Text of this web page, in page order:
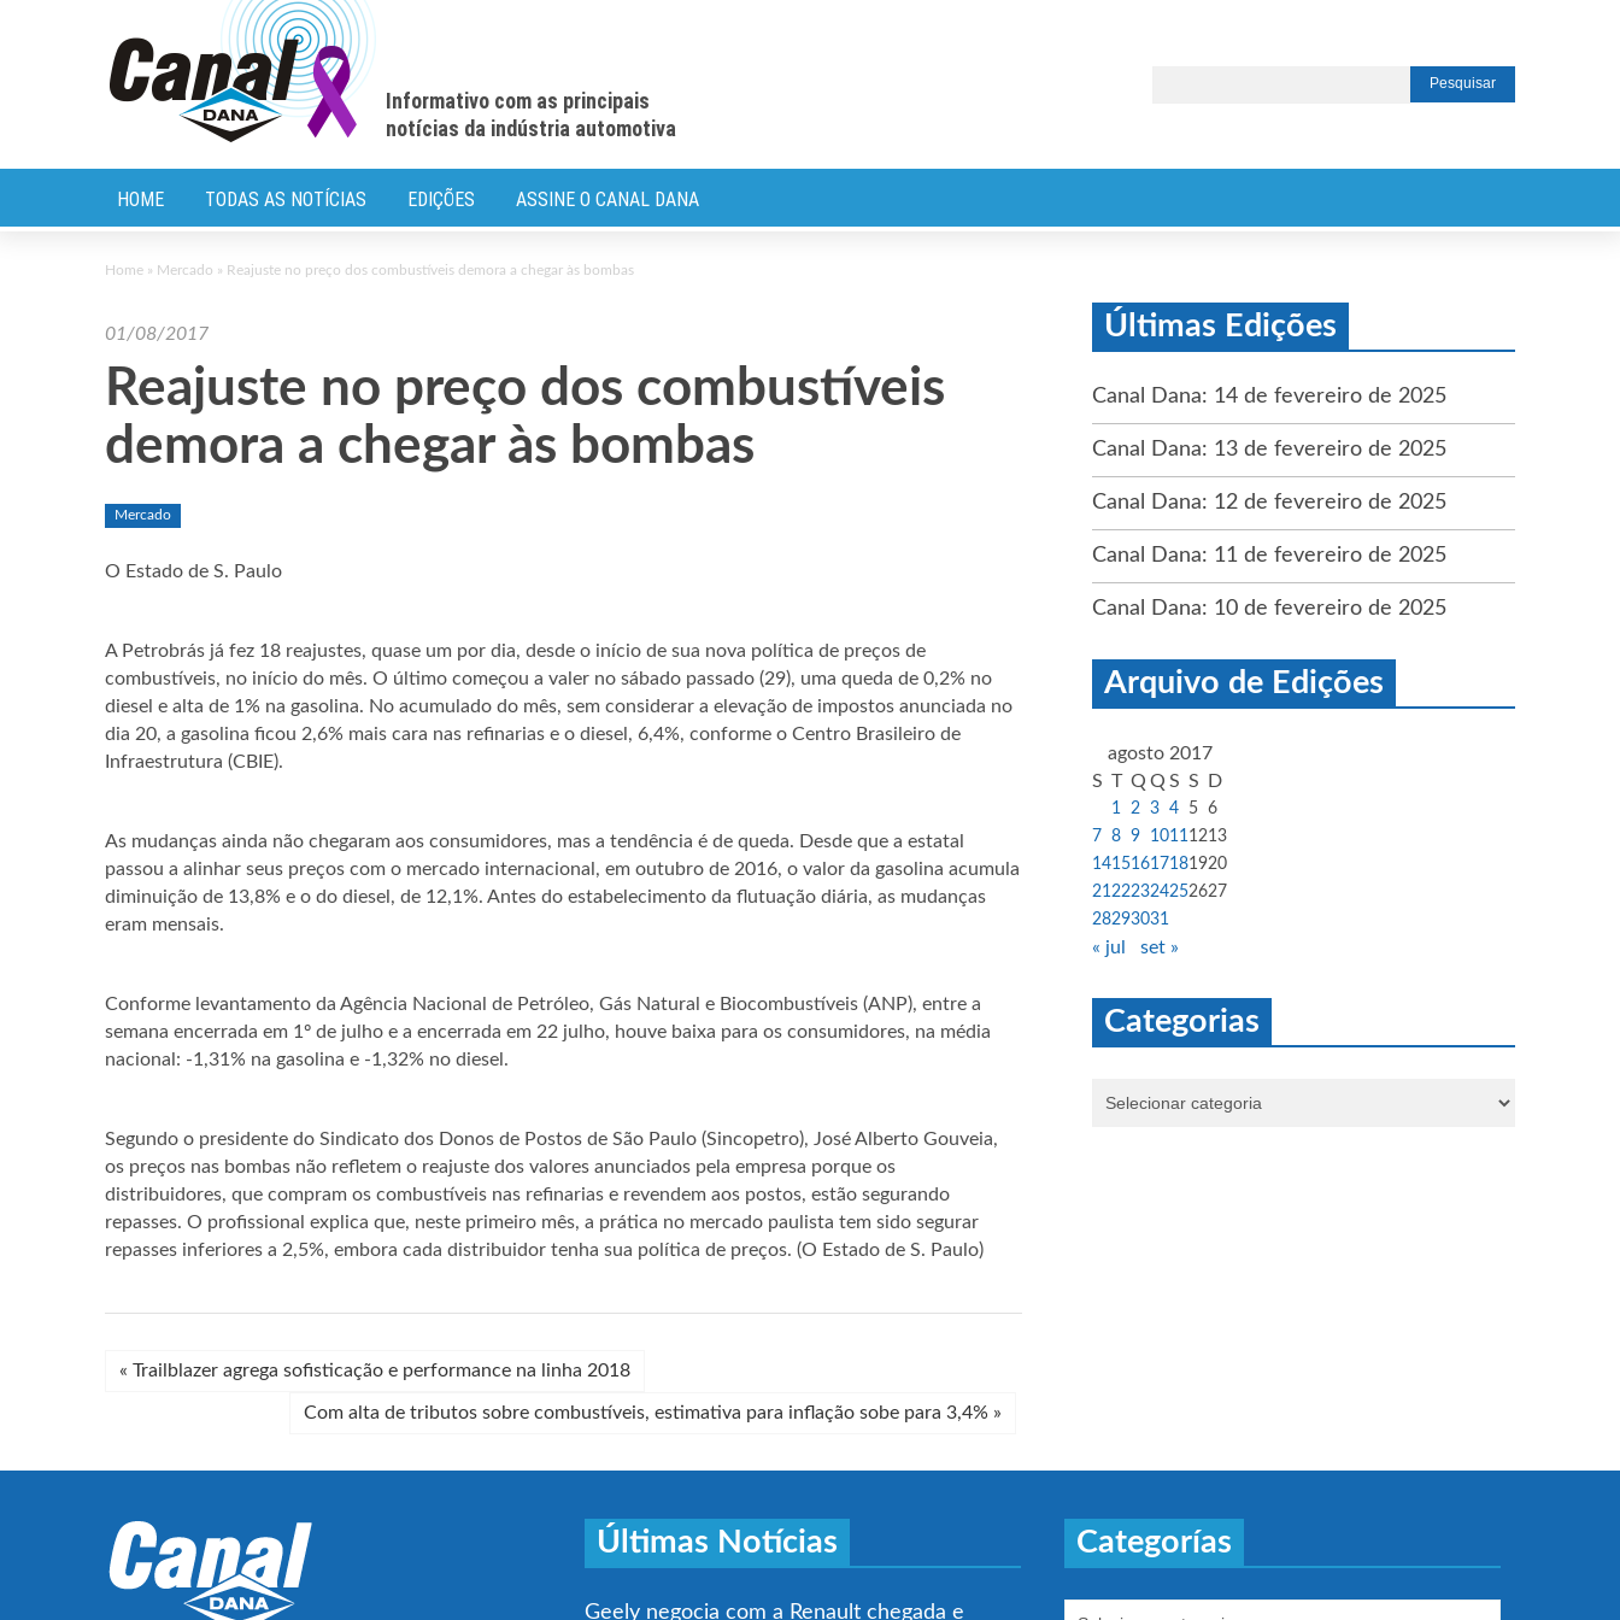
Informativo com as principais
notícias da indústria automotiva
HOME TODAS AS NOTÍCIAS EDIÇÕES ASSINE O CANAL DANA
Home » Mercado » Reajuste no preço dos combustíveis demora a chegar às bombas
01/08/2017
Reajuste no preço dos combustíveis
demora a chegar às bombas
Mercado
O Estado de S. Paulo
A Petrobrás já fez 18 reajustes, quase um por dia, desde o início de sua nova política de preços de
combustíveis, no início do mês. O último começou a valer no sábado passado (29), uma queda de 0,2% no
diesel e alta de 1% na gasolina. No acumulado do mês, sem considerar a elevação de impostos anunciada no
dia 20, a gasolina ficou 2,6% mais cara nas refinarias e o diesel, 6,4%, conforme o Centro Brasileiro de
Infraestrutura (CBIE).
As mudanças ainda não chegaram aos consumidores, mas a tendência é de queda. Desde que a estatal
passou a alinhar seus preços com o mercado internacional, em outubro de 2016, o valor da gasolina acumula
diminuição de 13,8% e o do diesel, de 12,1%. Antes do estabelecimento da flutuação diária, as mudanças
eram mensais.
Conforme levantamento da Agência Nacional de Petróleo, Gás Natural e Biocombustíveis (ANP), entre a
semana encerrada em 1º de julho e a encerrada em 22 julho, houve baixa para os consumidores, na média
nacional: -1,31% na gasolina e -1,32% no diesel.
Segundo o presidente do Sindicato dos Donos de Postos de São Paulo (Sincopetro), José Alberto Gouveia,
os preços nas bombas não refletem o reajuste dos valores anunciados pela empresa porque os
distribuidores, que compram os combustíveis nas refinarias e revendem aos postos, estão segurando
repasses. O profissional explica que, neste primeiro mês, a prática no mercado paulista tem sido segurar
repasses inferiores a 2,5%, embora cada distribuidor tenha sua política de preços. (O Estado de S. Paulo)
« Trailblazer agrega sofisticação e performance na linha 2018
Com alta de tributos sobre combustíveis, estimativa para inflação sobe para 3,4% »
Últimas Edições
Canal Dana: 14 de fevereiro de 2025
Canal Dana: 13 de fevereiro de 2025
Canal Dana: 12 de fevereiro de 2025
Canal Dana: 11 de fevereiro de 2025
Canal Dana: 10 de fevereiro de 2025
Arquivo de Edições
agosto 2017
S T Q Q S S D
1 2 3 4 5 6
7
8 9 10111213
14151617181920
21222324252627
28293031
« jul set »
Categorias
Últimas Notícias
Geely negocia com a Renault chegada e
Categorías